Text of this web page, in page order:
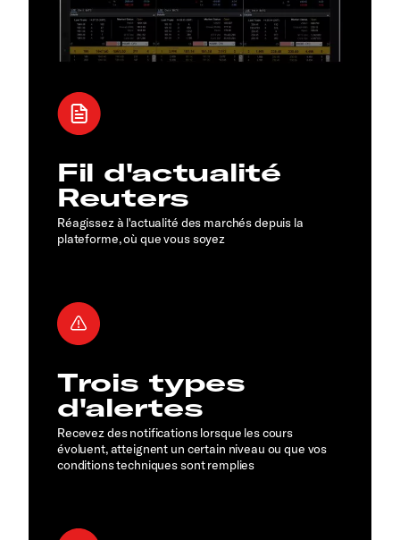
Fil d'actualité
Reuters
Réagissez à l'actualité des marchés depuis la
plateforme, où que vous soyez
Trois types
d'alertes
Recevez des notifications lorsque les cours
évoluent, atteignent un certain niveau ou que vos
conditions techniques sont remplies